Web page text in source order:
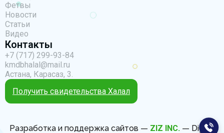
Фетвы
Новости
Статьи
Видео
Контакты
+7 (717) 299-93-84
kmdbhalal@mail.ru
Астана, Карасаз, 3.
Получить свидетельства Халал
Разработка и поддержка сайтов — ZIZ INC.— Digital